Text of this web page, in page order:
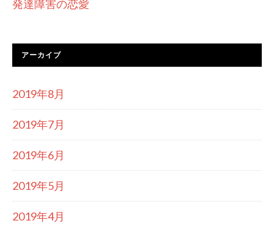
発達障害の恋愛
アーカイブ
2019年8月
2019年7月
2019年6月
2019年5月
2019年4月